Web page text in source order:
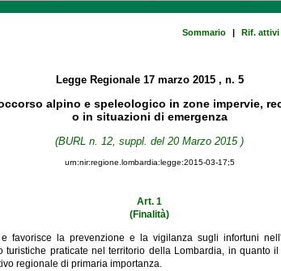
Sommario | Rif. attivi
Legge Regionale 17 marzo 2015 , n. 5
alpino e speleologico in zone impervie,
o in situazioni di emergenza
(BURL n. 12, suppl. del 20 Marzo 2015 )
urn:nir:regione.lombardia:legge:2015-03-17;5
Art. 1
(Finalità)
favorisce la prevenzione e la vigilanza sugli infortuni
praticate nel territorio della Lombardia, in quanto
regionale di primaria importanza.